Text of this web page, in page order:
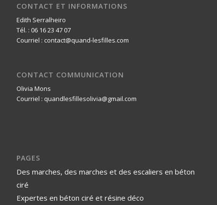
CONTACT ET INFORMATIONS
Edith Serralheiro
Tél. : 06 16 23 47 07
Courriel : contact@quand-lesfilles.com
CONTACT COMMUNICATION
Olivia Mons
Courriel : quandlesfillesolivia@gmail.com
PAGES
Des marches, des marches et des escaliers en béton
ciré
Expertes en béton ciré et résine déco